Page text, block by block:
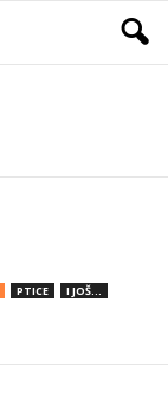
PTICE I JOŠ...